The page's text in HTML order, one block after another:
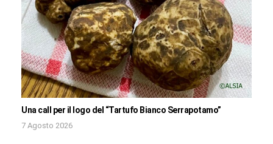
Una call per il logo del “Tartufo Bianco Serrapotamo”
7 Agosto 2026